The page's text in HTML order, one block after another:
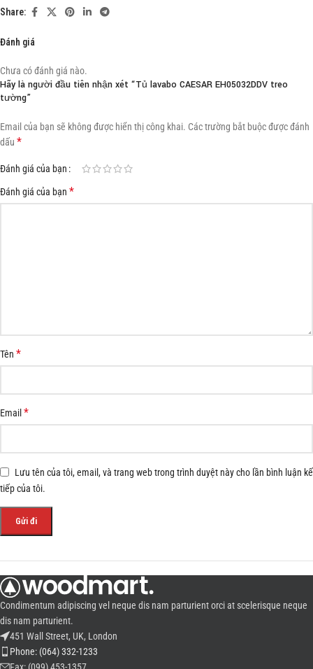
Share:
Đánh giá
Chưa có đánh giá nào.
Hãy là người đầu tiên nhận xét “Tủ lavabo CAESAR EH05032DDV treo
tường”
Email của bạn sẽ không được hiển thị công khai. Các trường bắt buộc được đánh
dấu *
Đánh giá của bạn
Đánh giá của bạn *
Tên *
Email*
Lưu tên của tôi, email, và trang web trong trình duyệt này cho lần bình luận kế
tiếp của tôi.
Condimentum adipiscing vel neque dis nam parturient orci at scelerisque neque
dis nam parturient.
451 Wall Street, UK, London
Phone: (064) 332-1233
Fax: (099) 453-1357